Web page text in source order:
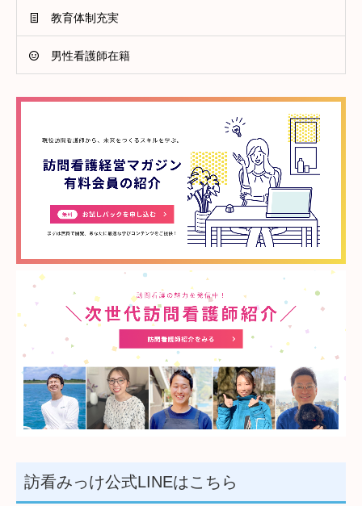
教育体制充実
男性看護師在籍
訪看みっけ公式LINEはこちら